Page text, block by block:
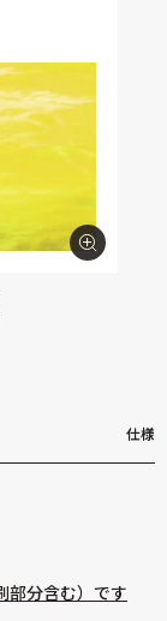
仕様
部分含む）です